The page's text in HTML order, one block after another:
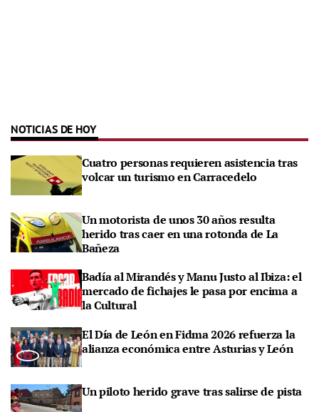
NOTICIAS DE HOY
Cuatro personas requieren asistencia tras
volcar un turismo en Carracedelo
Un motorista de unos 30 años resulta
herido tras caer en una rotonda de La
Bañeza
Badía al Mirandés y Manu Justo al Ibiza: el
mercado de fichajes le pasa por encima a
la Cultural
El Día de León en Fidma 2026 refuerza la
alianza económica entre Asturias y León
Un piloto herido grave tras salirse de pista